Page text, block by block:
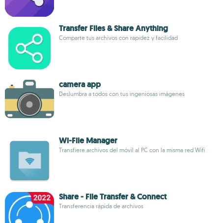
Transfer Files & Share Anything
Comparte tus archivos con rapidez y facilidad
camera app
Deslumbra a todos con tus ingeniosas imágenes
Wi-File Manager
Transfiere archivos del móvil al PC con la misma red Wifi
Share - File Transfer & Connect
Transferencia rápida de archivos